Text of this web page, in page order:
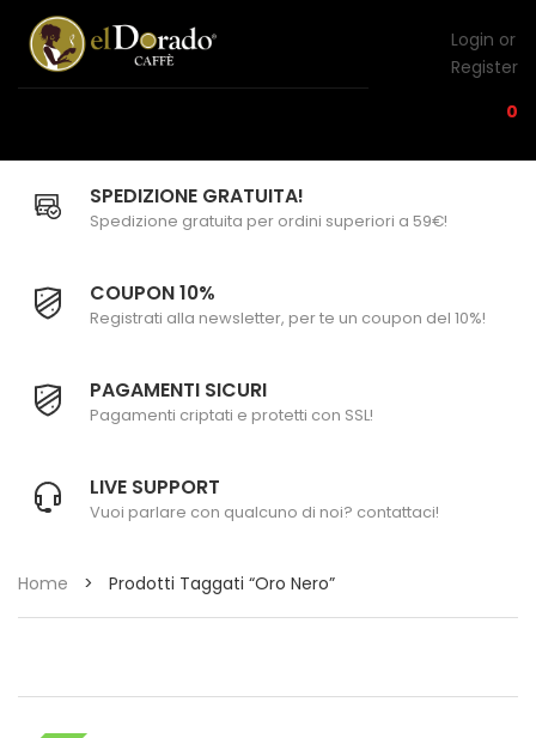
Login or
Register
0
SPEDIZIONE GRATUITA!
Spedizione gratuita per ordini superiori a 59€!
COUPON 10%
Registrati alla newsletter, per te un coupon del 10%!
PAGAMENTI SICURI
Pagamenti criptati e protetti con SSL!
LIVE SUPPORT
Vuoi parlare con qualcuno di noi? contattaci!
Home > Prodotti Taggati “oro Nero”